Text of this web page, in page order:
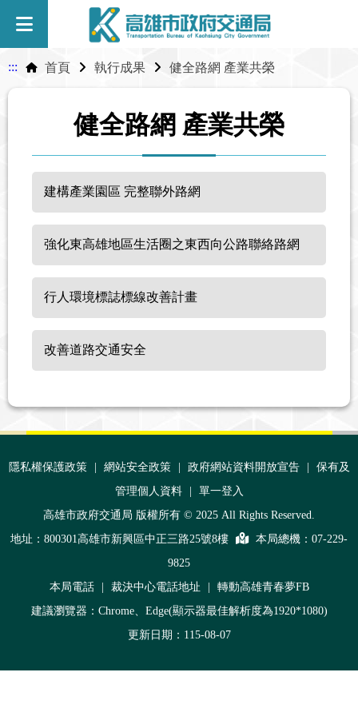
::: 首頁 執行成果 健全路網 產業共榮
健全路網 產業共榮
建構產業園區 完整聯外路網
強化東高雄地區生活圈之東西向公路聯絡路網
行人環境標誌標線改善計畫
改善道路交通安全
:::
隱私權保護政策 | 網站安全政策 | 政府網站資料開放宣告 |
保有及
管理個人資料
|
單一登入
高雄市政府交通局 版權所有 © 2025 All Rights Reserved.
地址：800301高雄市新興區中正三路25號8樓
本局總機： 07-229-
9825
本局電話
| 裁決中心電話地址 |
轉動高雄青春夢FB
建議瀏覽器：Chrome、Edge(顯示器最佳解析度為1920*1080)
更新日期：115-08-07